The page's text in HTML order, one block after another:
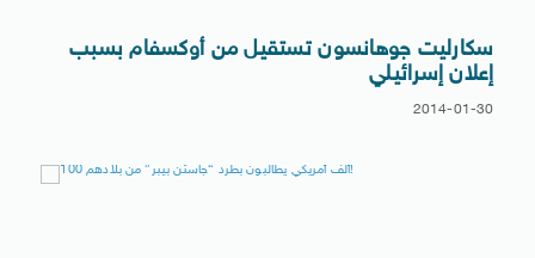
سكارليت جوهانسون تستقيل من أوكسفام بسبب
إعلان إسرائيلي
2014-01-30